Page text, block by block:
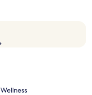
Wellness